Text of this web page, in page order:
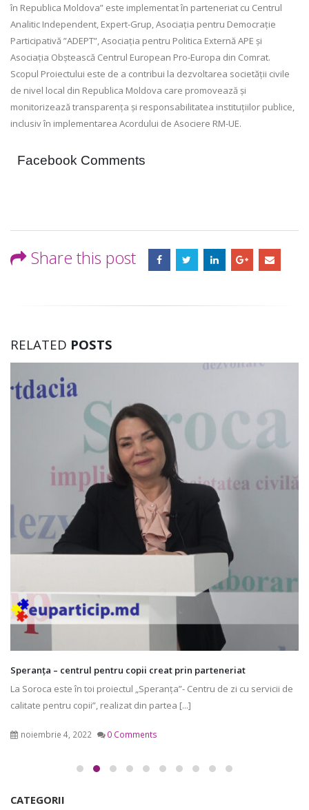
în Republica Moldova” este implementat în parteneriat cu Centrul
Analitic Independent, Expert-Grup, Asociația pentru Democrație
Participativă ”ADEPT”, Asociația pentru Politica Externă APE și
Asociația Obștească Centrul European Pro-Europa din Comrat.
Scopul Proiectului este de a contribui la dezvoltarea societății civile
de nivel local din Republica Moldova care promovează și
monitorizează transparența și responsabilitatea instituțiilor publice,
inclusiv în implementarea Acordului de Asociere RM-UE.
Facebook Comments
Share this post
RELATED POSTS
Speranța – centrul pentru copii creat prin parteneriat
La Soroca este în toi proiectul „Speranța”- Centru de zi cu servicii de
calitate pentru copii”, realizat din partea [...]
noiembrie 4, 2022 0 Comments
CATEGORII